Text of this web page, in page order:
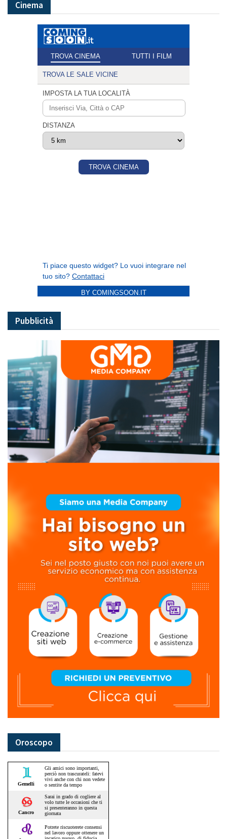
Cinema
BY COMINGSOON.IT
Pubblicità
Oroscopo